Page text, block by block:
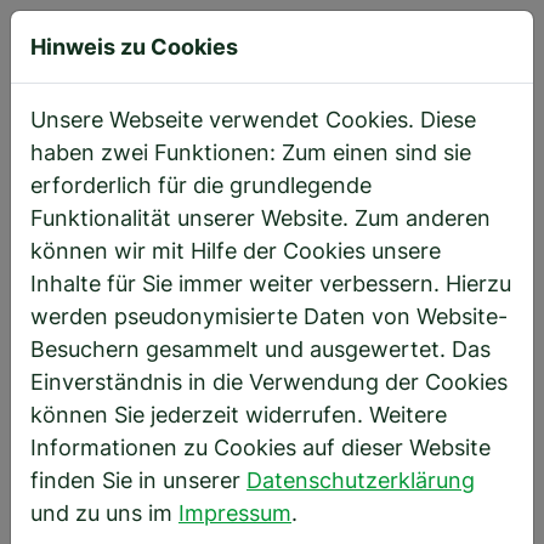
Direkt zur Hauptnavigation springen
Direkt zum Inhalt springen
Weiterbil­dungs­lehr­gänge
Deine Zukunft im Fokus
In einer sich ständig wandelnden Arbeitswelt ist
Weiterbildung der Schlüssel zum Erfolg – für uns
als Unternehmen und für Dich als Mitarbeiter. Wir
investieren in Deine Entwicklung, damit Du Dein
volles Potenzial entfalten kannst und mit den
neuesten technischen und fachlichen
Anforderungen Schritt hältst. Ob Monteur,
Hinweis zu Cookies
Unsere Webseite verwendet Cookies. Diese
haben zwei Funktionen: Zum einen sind sie
erforderlich für die grundlegende
Funktionalität unserer Website. Zum anderen
können wir mit Hilfe der Cookies unsere
Inhalte für Sie immer weiter verbessern. Hierzu
werden pseudonymisierte Daten von Website-
Besuchern gesammelt und ausgewertet. Das
Einverständnis in die Verwendung der Cookies
können Sie jederzeit widerrufen. Weitere
Informationen zu Cookies auf dieser Website
finden Sie in unserer Datenschutzerklärung
und zu uns im Impressum.